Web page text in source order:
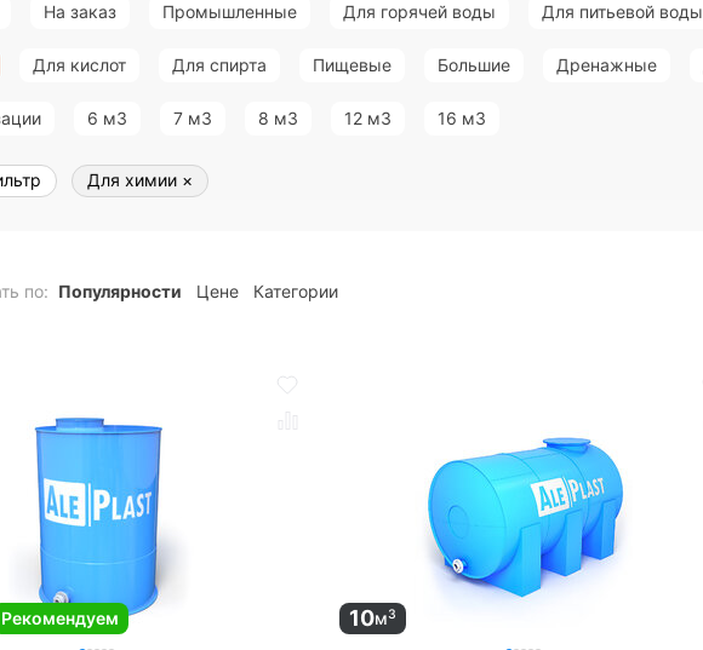
На заказ Промышленные Для горячей воды Для питьевой воды
Для кислот Для спирта Пищевые Большие Дренажные
6 м3 7 м3 8 м3 12 м3 16 м3
Для химии ×
по: Популярности Цене Категории
Рекомендуем 10м3